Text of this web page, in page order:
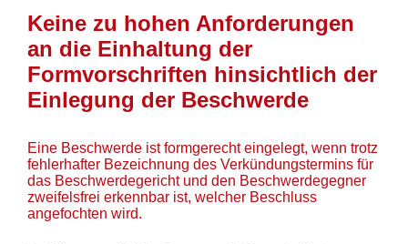
Keine zu hohen Anforderungen
an die Einhaltung der
Formvorschriften hinsichtlich der
Einlegung der Beschwerde
Eine Beschwerde ist formgerecht eingelegt, wenn trotz
fehlerhafter Bezeichnung des Verkündungstermins für
das Beschwerdegericht und den Beschwerdegegner
zweifelsfrei erkennbar ist, welcher Beschluss
angefochten wird.